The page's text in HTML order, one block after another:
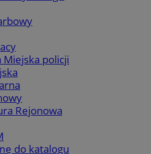
Miejska policji
Rejonowa
do katalogu